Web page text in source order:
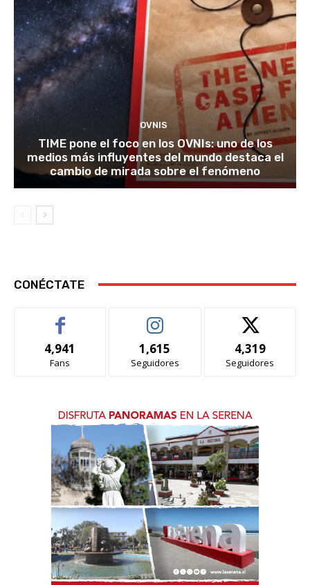
OVNIS
TIME pone el foco en los OVNIs: uno de los
medios más influyentes del mundo destaca el
cambio de mirada sobre el fenómeno
CONÉCTATE
4,941
Fans
1,615
Seguidores
4,319
Seguidores